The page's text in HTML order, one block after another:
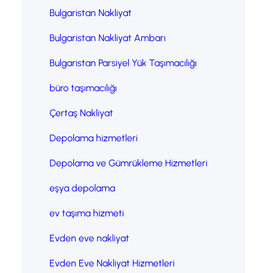
Bulgaristan Nakliyat
Bulgaristan Nakliyat Ambarı
Bulgaristan Parsiyel Yük Taşımacılığı
büro taşımacılığı
Çertaş Nakliyat
Depolama hizmetleri
Depolama ve Gümrükleme Hizmetleri
eşya depolama
ev taşıma hizmeti
Evden eve nakliyat
Evden Eve Nakliyat Hizmetleri